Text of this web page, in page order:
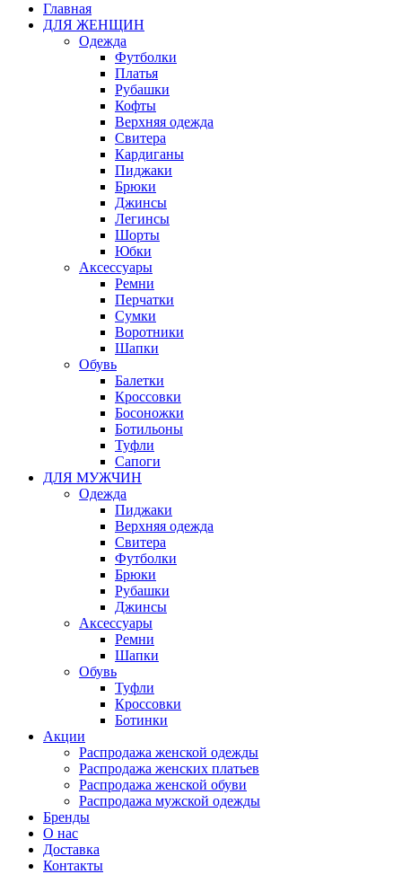
Главная
ДЛЯ ЖЕНЩИН
Одежда
Футболки
Платья
Рубашки
Кофты
Верхняя одежда
Свитера
Кардиганы
Пиджаки
Брюки
Джинсы
Легинсы
Шорты
Юбки
Аксессуары
Ремни
Перчатки
Сумки
Воротники
Шапки
Обувь
Балетки
Кроссовки
Босоножки
Ботильоны
Туфли
Сапоги
ДЛЯ МУЖЧИН
Одежда
Пиджаки
Верхняя одежда
Свитера
Футболки
Брюки
Рубашки
Джинсы
Аксессуары
Ремни
Шапки
Обувь
Туфли
Кроссовки
Ботинки
Акции
Распродажа женской одежды
Распродажа женских платьев
Распродажа женской обуви
Распродажа мужской одежды
Бренды
О нас
Доставка
Контакты